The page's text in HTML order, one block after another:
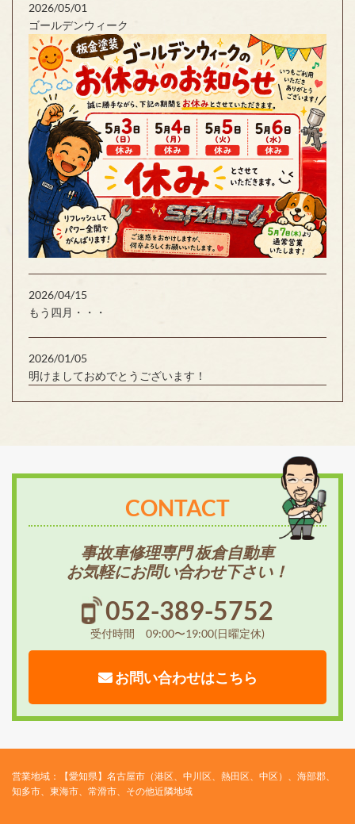
2026/05/01
ゴールデンウィーク
2026/04/15
もう四月・・・
2026/01/05
明けましておめでとうございます！
CONTACT
事故車修理専門 板倉自動車
お気軽にお問い合わせ下さい！
052-389-5752
受付時間 09:00〜19:00(日曜定休)
お問い合わせはこちら
営業地域：【愛知県】名古屋市（港区、中川区、熱田区、中区）、海部郡、
知多市、東海市、常滑市、その他近隣地域